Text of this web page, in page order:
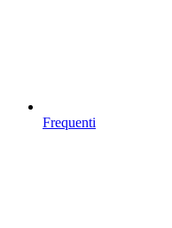
Frequenti